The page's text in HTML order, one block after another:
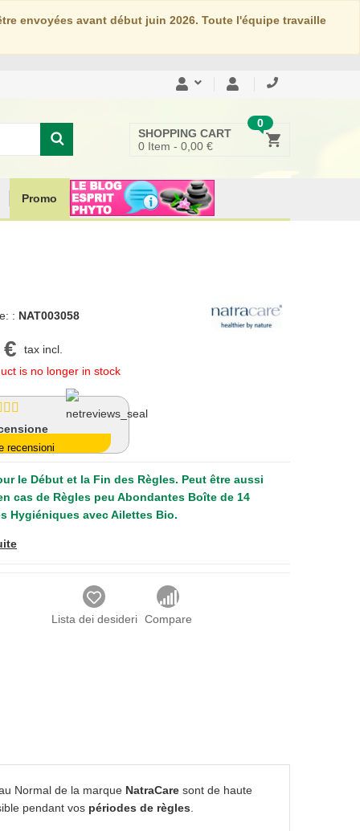
envoyées avant début juin 2026. Toute l'équipe travaille
0
SHOPPING CART
0 Item - 0,00 €
Promo
: NAT003058
tax incl.
is no longer in stock
recensioni
le Début et la Fin des Règles. Peut être aussi
cas de Règles peu Abondantes Boîte de 14
Hygiéniques avec Ailettes Bio.
Lista dei desideri Compare
Normal de la marque NatraCare sont de haute
pendant vos périodes de règles